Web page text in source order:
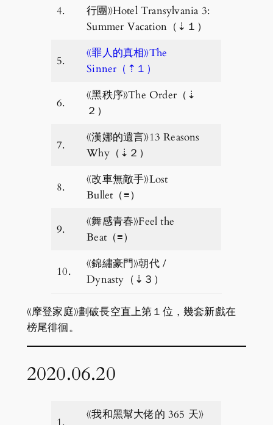
4.
行團》Hotel Transylvania 3:
Summer Vacation（⇣１）
5.
《罪人的真相》The
Sinner（⇡１）
6.
《黑秩序》The Order（⇣
２）
7.
《漢娜的遺言》13 Reasons
Why（⇣２）
8.
《改車無敵手》Lost
Bullet（≡）
9.
《舞感青春》Feel the
Beat（≡）
10.
《錦繡豪門》朝代 /
Dynasty（⇣３）
《摩登家庭》劃破長空直上第１位，幾套新戲在
榜尾徘徊。
2020.06.20
1.
《我和黑幫大佬的 365 天》